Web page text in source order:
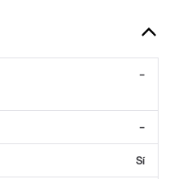
-
-
Sí